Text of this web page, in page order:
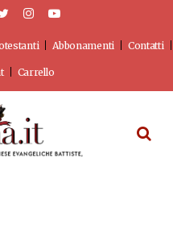
Abbonamenti Contatti
Carrello